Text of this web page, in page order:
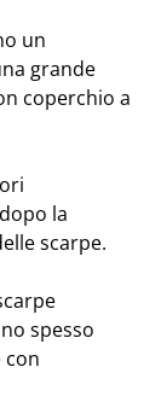
un
grande
coperchio a
la
scarpe.
spesso
con